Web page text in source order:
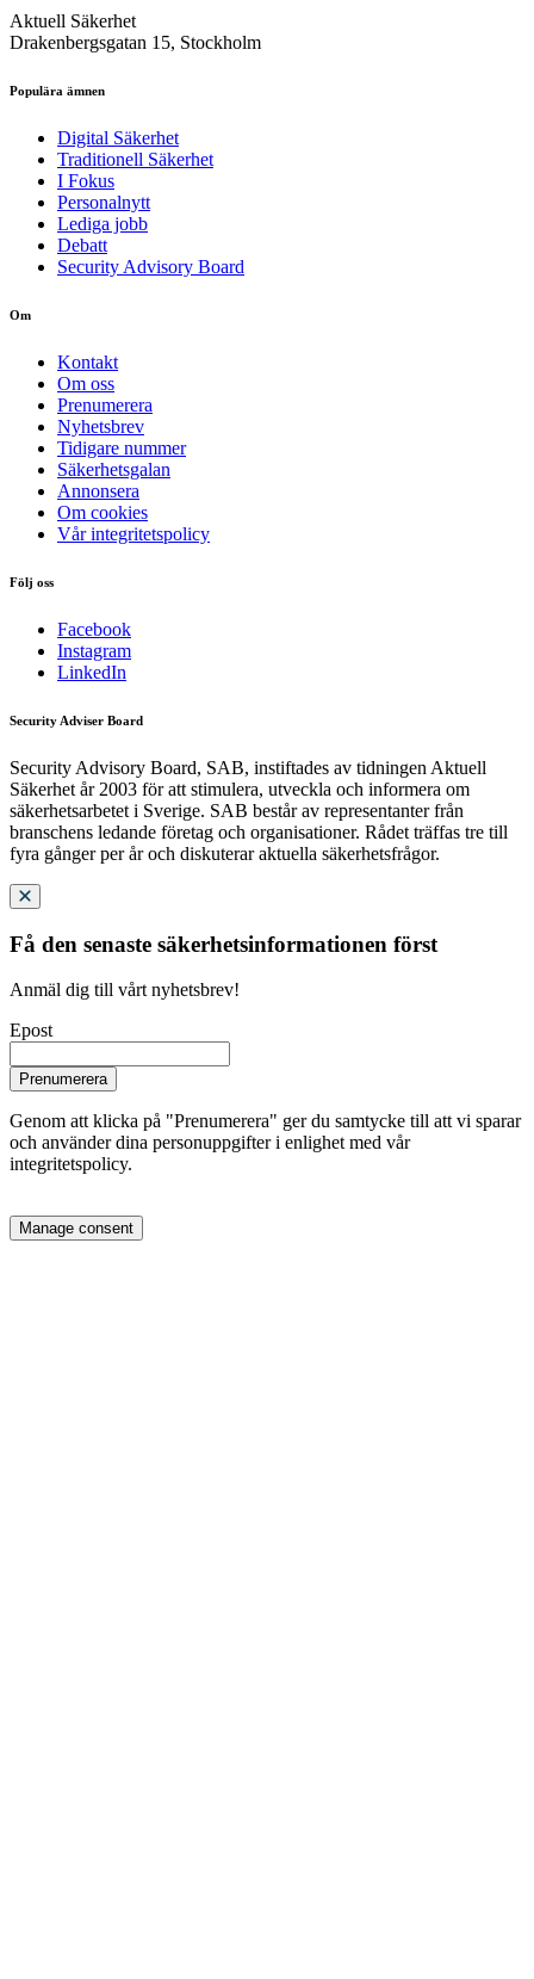
Aktuell Säkerhet
Drakenbergsgatan 15, Stockholm
Populära ämnen
Digital Säkerhet
Traditionell Säkerhet
I Fokus
Personalnytt
Lediga jobb
Debatt
Security Advisory Board
Om
Kontakt
Om oss
Prenumerera
Nyhetsbrev
Tidigare nummer
Säkerhetsgalan
Annonsera
Om cookies
Vår integritetspolicy
Följ oss
Facebook
Instagram
LinkedIn
Security Adviser Board
Security Advisory Board, SAB, instiftades av tidningen Aktuell
Säkerhet år 2003 för att stimulera, utveckla och informera om
säkerhetsarbetet i Sverige. SAB består av representanter från
branschens ledande företag och organisationer. Rådet träffas tre till
fyra gånger per år och diskuterar aktuella säkerhetsfrågor.
Få den senaste säkerhetsinformationen först
Anmäl dig till vårt nyhetsbrev!
Epost
Prenumerera
Genom att klicka på "Prenumerera" ger du samtycke till att vi sparar
och använder dina personuppgifter i enlighet med vår
integritetspolicy.
Manage consent